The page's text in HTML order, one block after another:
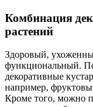
Комбинация
растений
Здоровый,
функциональный.
декоративные
например,
Кроме того, можно